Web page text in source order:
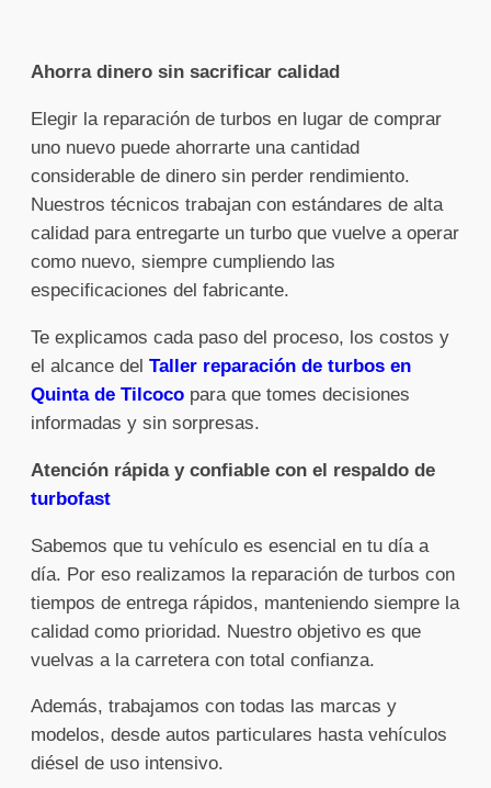
Ahorra dinero sin sacrificar calidad
Elegir la reparación de turbos en lugar de comprar
uno nuevo puede ahorrarte una cantidad
considerable de dinero sin perder rendimiento.
Nuestros técnicos trabajan con estándares de alta
calidad para entregarte un turbo que vuelve a operar
como nuevo, siempre cumpliendo las
especificaciones del fabricante.
Te explicamos cada paso del proceso, los costos y
el alcance del Taller reparación de turbos en
Quinta de Tilcoco para que tomes decisiones
informadas y sin sorpresas.
Atención rápida y confiable con el respaldo de
turbofast
Sabemos que tu vehículo es esencial en tu día a
día. Por eso realizamos la reparación de turbos con
tiempos de entrega rápidos, manteniendo siempre la
calidad como prioridad. Nuestro objetivo es que
vuelvas a la carretera con total confianza.
Además, trabajamos con todas las marcas y
modelos, desde autos particulares hasta vehículos
diésel de uso intensivo.